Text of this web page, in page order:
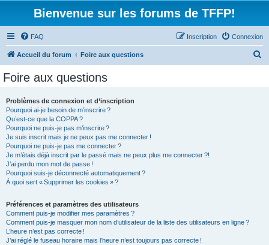
Bienvenue sur les forums de TFFP!
FAQ Connexion
Inscription
Accueil du forum Foire aux questions
Foire aux questions
Problèmes de connexion et d’inscription
Pourquoi ai-je besoin de m’inscrire ?
Qu’est-ce que la COPPA ?
Pourquoi ne puis-je pas m’inscrire ?
Je suis inscrit mais je ne peux pas me connecter !
Pourquoi ne puis-je pas me connecter ?
Je m’étais déjà inscrit par le passé mais ne peux plus me connecter ?!
J’ai perdu mon mot de passe !
Pourquoi suis-je déconnecté automatiquement ?
À quoi sert « Supprimer les cookies » ?
Préférences et paramètres des utilisateurs
Comment puis-je modifier mes paramètres ?
Comment puis-je masquer mon nom d’utilisateur de la liste des utilisateurs en ligne ?
L’heure n’est pas correcte !
J’ai réglé le fuseau horaire mais l’heure n’est toujours pas correcte !